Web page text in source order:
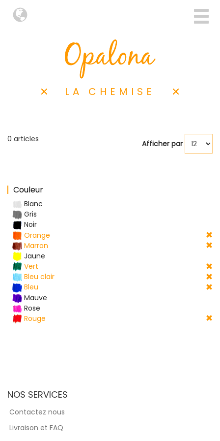
LA CHEMISE
0 articles Afficher par
Couleur
Blanc
Gris
Noir
Orange
Marron
Jaune
Vert
Bleu clair
Bleu
Mauve
Rose
Rouge
NOS SERVICES
Contactez nous
Livraison et FAQ